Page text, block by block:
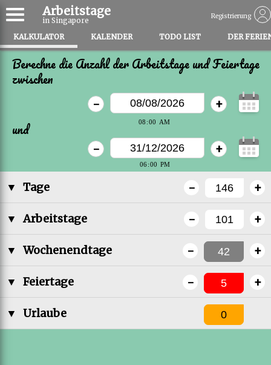
Arbeitstage
in Singapore Registrierung
KALKULATOR KALENDER TODO LIST DER
Berechne die Anzahl der Arbeitstage und Feiertage
zwischen
+
-
und
+
-
▼ Tage +
-
▼ Arbeitstage +
-
▼ Wochenendtage +
-
▼ Feiertage +
-
▼ Urlaube